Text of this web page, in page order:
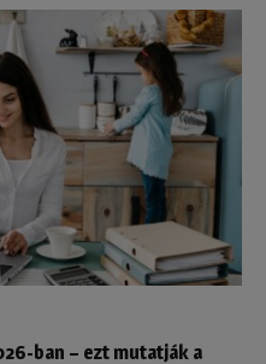
ban – ezt mutatják a